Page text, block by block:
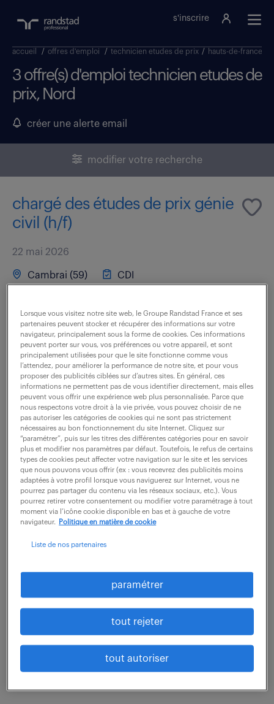
s'inscrire
accueil / offres d'emploi / technicien etudes de prix / hauts-de-france
3 offre(s) d'emploi technicien etudes de
prix, Nord
créer une alerte email
modifier votre recherche
chargé des études de prix génie
civil (h/f)
22 mai 2026
Cambrai (59)
CDI
Rattaché(e) directement au Directeur Études de Prix,
vous intégrez une équipe expérimentée pour jouer un
rôle clé dans la stratégie de conquête de nouvelles
affaires. Votre positionnement...
voir l'offre
chargé d'études de prix (f/h)
21 mai 2026
vous prenez en charge l'intégralité du cycle de
chiffrage (GO/TCE) pour des projets variés. Expert(e)
technique, vous déchiffrez les dossiers...
Lorsque vous visitez notre site web, le Groupe Randstad France et ses
partenaires peuvent stocker et récupérer des informations sur votre
navigateur, principalement sous la forme de cookies. Ces informations
peuvent porter sur vous, vos préférences ou votre appareil, et sont
principalement utilisées pour que le site fonctionne comme vous
l’attendez, pour améliorer la performance de notre site, et pour vous
proposer des publicités ciblées sur d’autres sites. En général, ces
informations ne permettent pas de vous identifier directement, mais elles
peuvent vous offrir une expérience web plus personnalisée. Parce que
nous respectons votre droit à la vie privée, vous pouvez choisir de ne
pas autoriser les catégories de cookies qui ne sont pas strictement
nécessaires au bon fonctionnement du site Internet. Cliquez sur
“paramétrer”, puis sur les titres des différentes catégories pour en savoir
plus et modifier nos paramètres par défaut. Toutefois, le refus de certains
types de cookies peut affecter votre navigation sur le site et les services
que nous pouvons vous offrir (ex : vous recevrez des publicités moins
adaptées à votre profil lorsque vous naviguerez sur Internet, vous ne
pourrez pas partager du contenu via les réseaux sociaux, etc.). Vous
pourrez retirer votre consentement ou modifier votre paramétrage à tout
moment via l’icône cookie disponible en bas et à gauche de votre
navigateur.
Politique en matière de cookie
Liste de nos partenaires
paramétrer
tout rejeter
tout autoriser